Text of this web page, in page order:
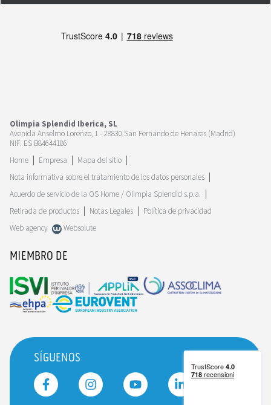
Olimpia Splendid Iberica, SL
Avenida Anselmo Lorenzo, 1 - 28830 San Fernando de Henares (Madrid)
NIF: ES B84644186
Home
Empresa
Mapa del sitio
Nota informativa sobre el tratamiento de los datos personales
Acuerdo de servicio de la OS Home / Olimpia Splendid s.p.a.
Retirada de productos
Notas Legales
Política de privacidad
Web agency
Websolute
MIEMBRO DE
SÍGUENOS